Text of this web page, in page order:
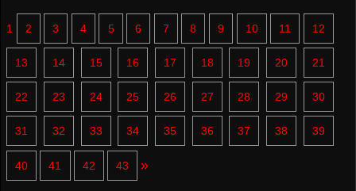
1 2 3 4 5 6 7 8 9 10 11 12
13 14 15 16 17 18 19 20 21
22 23 24 25 26 27 28 29 30
31 32 33 34 35 36 37 38 39
40 41 42 43 »